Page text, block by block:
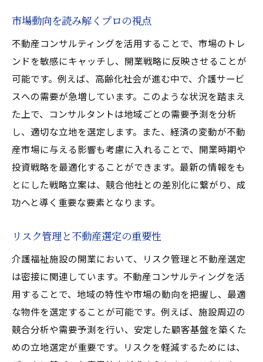
市場動向を読み解くプロの視点
不動産コンサルティングを活用することで、市場のトレ
ンドを敏感にキャッチし、開業戦略に反映させることが
可能です。例えば、高齢化社会が進む中で、介護サービ
スへの需要が急増しています。このような状況を踏まえ
た上で、コンサルタントは地域ごとの需要予測を分析
し、適切な立地を選定します。また、経済の変動が不動
産市場に与える影響も考慮に入れることで、開業時期や
投資戦略を最適化することができます。最新の情報をも
とにした戦略立案は、競合他社との差別化に繋がり、成
功へと導く重要な要素となります。
リスク管理と不動産選定の重要性
介護福祉施設の開業において、リスク管理と不動産選定
は密接に関連しています。不動産コンサルティングを活
用することで、地域の特性や市場の動向を把握し、最適
な物件を選定することが可能です。例えば、施設周辺の
競合分析や需要予測を行い、安定した顧客基盤を築くた
めの立地選定が重要です。リスクを軽減するためには、